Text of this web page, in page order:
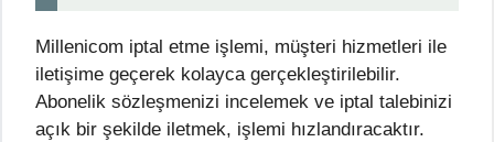
Millenicom iptal etme işlemi, müşteri hizmetleri ile
iletişime geçerek kolayca gerçekleştirilebilir.
Abonelik sözleşmenizi incelemek ve iptal talebinizi
açık bir şekilde iletmek, işlemi hızlandıracaktır.